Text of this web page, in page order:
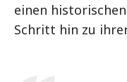
einen
Schritt hin zu